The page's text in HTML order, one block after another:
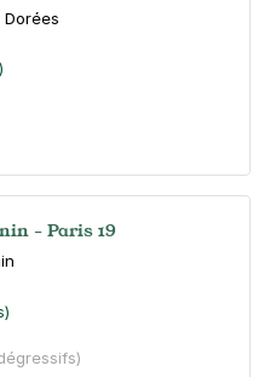
- Paris 19